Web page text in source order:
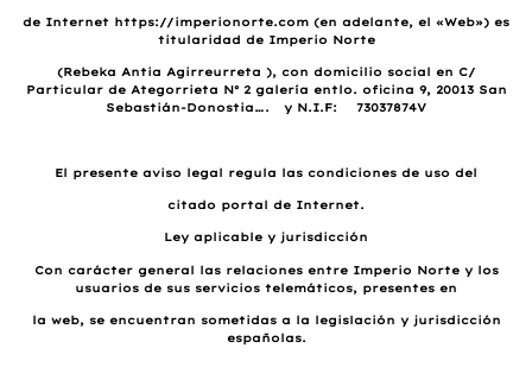
de Internet https://imperionorte.com (en adelante, el «Web») es
titularidad de Imperio Norte
(Rebeka Antia Agirreurreta ), con domicilio social en C/
Particular de Ategorrieta Nº 2 galería entlo. oficina 9, 20013 San
Sebastián-Donostia…. y N.I.F: 73037874V
El presente aviso legal regula las condiciones de uso del
citado portal de Internet.
Ley aplicable y jurisdicción
Con carácter general las relaciones entre Imperio Norte y los
usuarios de sus servicios telemáticos, presentes en
la web, se encuentran sometidas a la legislación y jurisdicción
españolas.